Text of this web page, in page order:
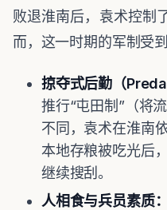
败退淮南后，袁术控制
而，这一时期的军制受
掠夺式后勤（
推行“屯田制”（将
不同，袁术在淮南
本地存粮被吃光后
继续搜刮。
人相食与兵员素质：